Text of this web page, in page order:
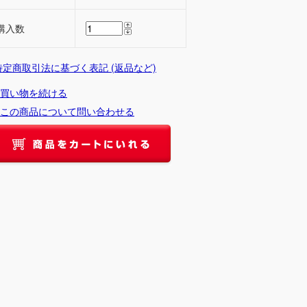
入数
定商取引法に基づく表記 (返品など)
買い物を続ける
この商品について問い合わせる